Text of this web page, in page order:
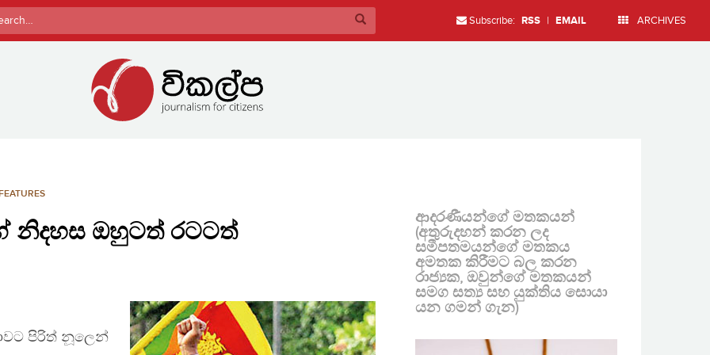
Subscribe: RSS | EMAIL ARCHIVES
නිදහස ඔහුටත් රටටත්
පිරිත් නූලෙන්
ආදරණීයන්ගේ මතකයන්
(අතුරුදහන් කරන ලද
සමීපතමයන්ගේ මතකය
අමතක කිරීමට බල කරන
රාජ්‍යක, ඔවුන්ගේ මතකයන්
සමග සත්‍ය සහ යුක්තිය සොයා
යන ගමන් ගැන)